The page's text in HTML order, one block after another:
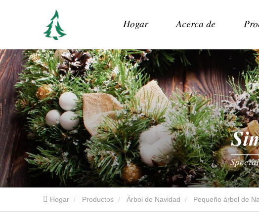
Hogar Acerca de
Hogar Productos Árbol de Navidad Pequeño árbol de